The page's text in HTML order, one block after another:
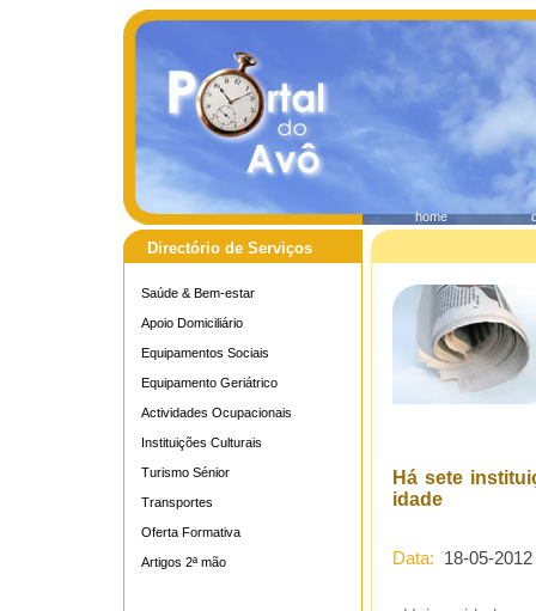
home
Directório de Serviços
Saúde & Bem-estar
Apoio Domiciliário
Equipamentos Sociais
Equipamento Geriátrico
Actividades Ocupacionais
Instituições Culturais
Turismo Sénior
Transportes
Oferta Formativa
Artigos 2ª mão
Há sete
idade
Data: 18-05-2012